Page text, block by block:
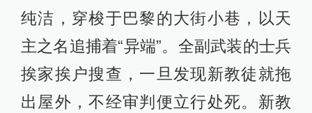
纯洁，穿梭于巴黎的大街小巷，以天
主之名追捕着“异端”。全副武装的士兵
挨家挨户搜查，一旦发现新教徒就拖
出屋外，不经审判便立行处死。新教